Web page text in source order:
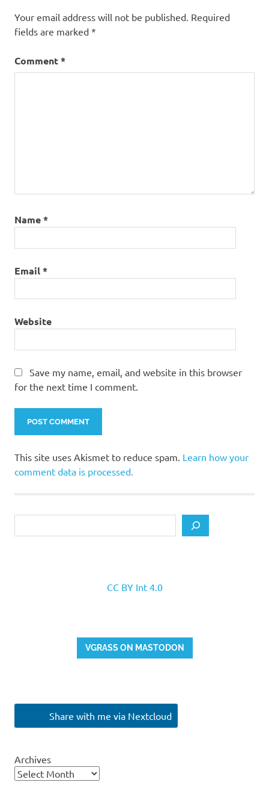
Your email address will not be published. Required
fields are marked *
Comment*
Name*
Email*
Website
Save my name, email, and website in this browser
for the next time I comment.
This site uses Akismet to reduce spam. Learn how your
comment data is processed.
CC BY Int 4.0
VGRASS ON MASTODON
Share with me via Nextcloud
Archives